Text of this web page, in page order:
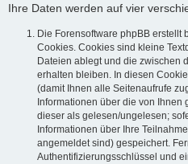
Ihre Daten werden auf vier
Die Forensoftware phpBB erstellt
Cookies. Cookies sind kleine
Dateien ablegt und die zwischen
erhalten bleiben. In diesen
(damit Ihnen alle Seitenaufrufe
Informationen über die von
dieser als gelesen/ungelesen;
Informationen über Ihre
angemeldet sind) gespeichert.
Authentifizierungsschlüssel und